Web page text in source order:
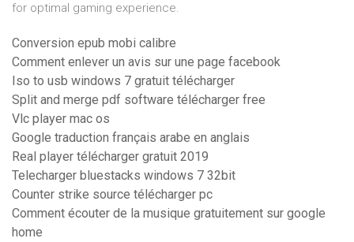
for optimal gaming experience.
Conversion epub mobi calibre
Comment enlever un avis sur une page facebook
Iso to usb windows 7 gratuit télécharger
Split and merge pdf software télécharger free
Vlc player mac os
Google traduction français arabe en anglais
Real player télécharger gratuit 2019
Telecharger bluestacks windows 7 32bit
Counter strike source télécharger pc
Comment écouter de la musique gratuitement sur google
home